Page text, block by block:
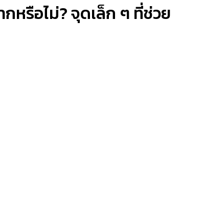
หรือไม่? จุดเล็ก ๆ ที่ช่วย